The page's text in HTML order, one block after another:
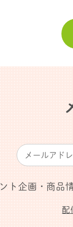
ト企画・商品
配